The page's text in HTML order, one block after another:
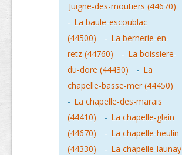
Juigne-des-moutiers (44670)
- La baule-escoublac
(44500)
- La bernerie-en-
retz (44760)
- La boissiere-
du-dore (44430)
- La
chapelle-basse-mer (44450)
- La chapelle-des-marais
(44410)
- La chapelle-glain
(44670)
- La chapelle-heulin
(44330)
- La chapelle-launay